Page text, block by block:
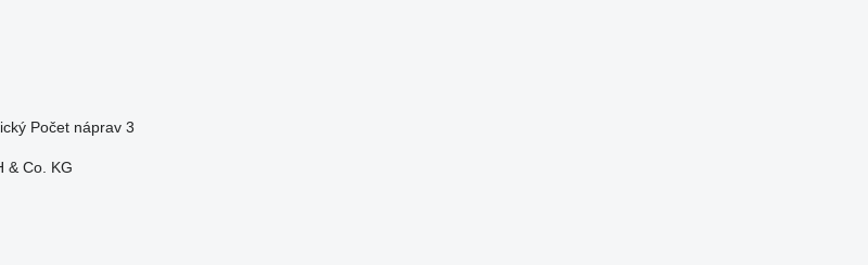
Počet náprav 3
& Co. KG